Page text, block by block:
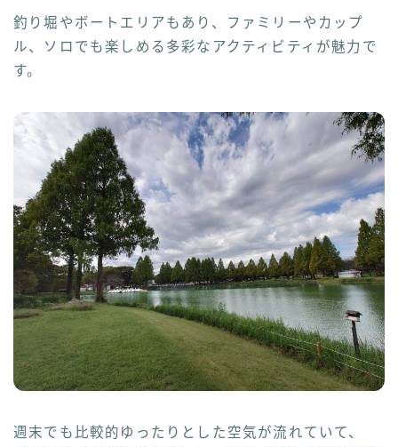
釣り堀やボートエリアもあり、ファミリーやカップ
ル、ソロでも楽しめる多彩なアクティビティが魅力で
す。
週末でも比較的ゆったりとした空気が流れていて、